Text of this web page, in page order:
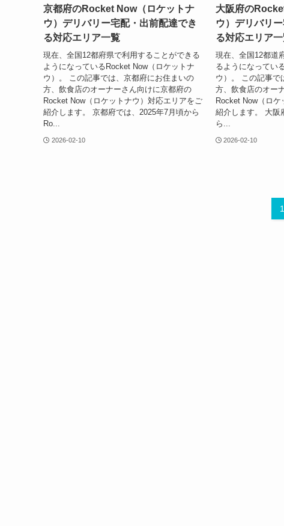
京都府のRocket Now（ロケットナ
ウ）デリバリー宅配・出前配達でき
る対応エリア一覧
現在、全国12都府県で利用することができる
ようになっているRocket Now（ロケットナ
ウ）。 この記事では、京都府にお住まいの
方、飲食店のオーナーさん向けに京都府の
Rocket Now（ロケットナウ）対応エリアをご
紹介します。 京都府では、2025年7月頃から
Ro...
2026-02-10
大阪府の
ウ）デリバリ
る対応エリア
現在、全国12都道
るようになってい
ウ）。 この記事で
方、飲食店のオー
Rocket Now（ロ
紹介します。 大阪
ら...
2026-02-10
1